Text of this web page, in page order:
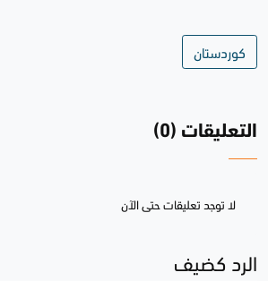
كوردستان
التعليقات (0)
لا توجد تعليقات حتى الآن
الرد كضيف